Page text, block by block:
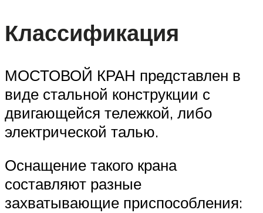
Классификация
МОСТОВОЙ КРАН представлен в
виде стальной конструкции с
двигающейся тележкой, либо
электрической талью.
Оснащение такого крана
составляют разные
захватывающие приспособления: